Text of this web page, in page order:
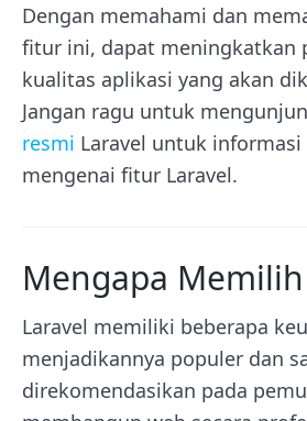
Dengan memahami dan
fitur ini, dapat meningkatkan
kualitas aplikasi yang akan
Jangan ragu untuk
resmi Laravel untuk
mengenai fitur Laravel.
Mengapa
Laravel memiliki beberapa
menjadikannya populer dan
direkomendasikan pada